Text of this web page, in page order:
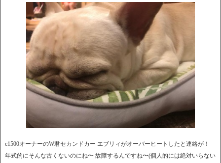
c1500オーナーのW君セカンドカー エブリィがオーバーヒートしたと連絡が！
年式的にそんな古くないのにね〜 故障するんですね〜(個人的には絶対いらない